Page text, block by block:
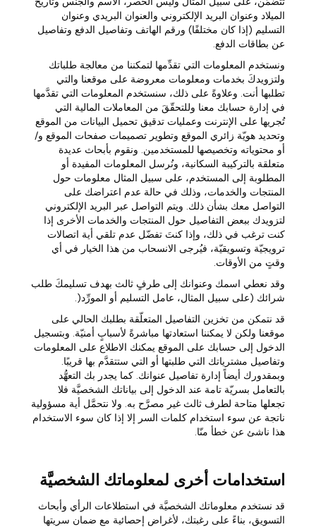
الميلاد وعنوان البريد الإلكتروني والعنوان البريدي وعنوان
التسليم (إذا كان مختلفًا) ورقم الهاتف وتفاصيل الدفع وتفاصيل
عن بطاقات الدفع.
ونستخدم المعلومات التي تقدِّمها لتمكننا من معالجة طلباتك
ولتزويدكَ بخدمات ومعلومات معروضة على موقعنا والتي
تطلبها أنت. وعلاوةً على ذلك، سنستخدم المعلومات التي تقدَّمها
في إدارة حسابك معنا وللتحقّقَ من المعاملات المالية التي
تُجريها على الإنترنت وعمليات تدقيق تحميل البيانات من الموقع
وتحديد هويّة زائري الموقع وتطوير تصميمات صفحات الموقع و/
أو محتوياته وتخصيصها للمستخدمين. ونقوم بأبحاث عديدة
متعلقة بالتركيبة السكانية، ونُرسل المعلومات المفيدة أو
المطلوبة إلى المستخدم، على سبيل المثال معلومات حول
المنتجات والخدمات، وذلك في حالة عدم اعتراضك على
التواصل معك بشأن ذلك. ويتم التواصل عبر البريد الإلكتروني
لتزويدك ببعض التفاصيل حول المنتجات والخدمات الأخرى إذا
كنت ترغب في ذلك، وإذا كنتَ تفضّل عدم تلقي أية اتصالات
ترويجيّة وتسويقيّة، فيُرجى الانسحاب من هذا الخيار في أي
وقتٍ من الأوقات.
وقد نعطي اسمك وعنوانك إلى طرفٍ ثالث بهدف تسليمكَ طلب
شرائك (على سبيل المثال، عامل التسليم أو المورِّد(.
قد نتمكن من تخزين التفاصيل المتعلّقة بطلبك الحالي على
موقعنا ولكن لا يمكننا استعادتها مباشرةً لأسبابٍ أمنيّة. وبتسجيل
الدخول إلى حسابك على الموقع يمكنك الاطلاع على المعلومات
وتفاصيل مشترياتك التي طلبتها أو التي ستتقدَّم بها قريبًا.
وبمقدورك أيضاً إدارة تفاصيل عنوانك. كما يجدر بك التعهُّد
بالتعامل بسريّة تامة عند الدخول إلى بياناتك الشخصيَّة فلا
تجعلها متاحة لطرف ثالث غير مصرَّح به. ولا نتحمَّل أية مسؤولية
ناتجة عن سوء استخدام كلمات السر إلا إذا كان سوء الاستخدام
هذا ناشئ عن خطأ منّا.
استخدامات أخرى لمعلوماتك الشخصيَّة
قد نستخدم معلوماتك الشخصيَّة في استطلاعات الرأي وأبحاث
التسويق، بناءً على رغبتك، لأغراضٍ إحصائية مع ضمان سريتها